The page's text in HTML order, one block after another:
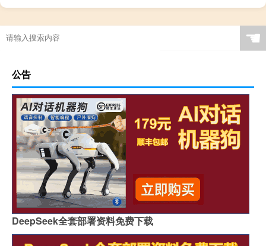
☚
公告
DeepSeek全套部署资料免费下载